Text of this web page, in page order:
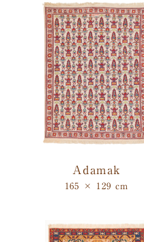
Adamak
165 × 129 cm